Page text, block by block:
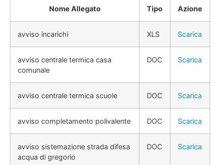
Nome Allegato Tipo Azione
avviso incarichi XLS Scarica
avviso centrale termica casa
comunale
DOC Scarica
avviso centrale termica scuole DOC Scarica
avviso completamento polivalente DOC Scarica
avviso sistemazione strada difesa
acqua di gregorio
DOC Scarica